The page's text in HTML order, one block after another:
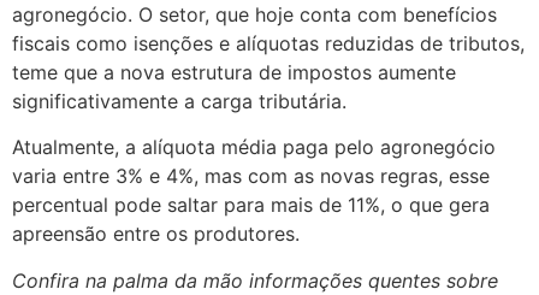
agronegócio. O setor, que hoje conta com benefícios
fiscais como isenções e alíquotas reduzidas de tributos,
teme que a nova estrutura de impostos aumente
significativamente a carga tributária.
Atualmente, a alíquota média paga pelo agronegócio
varia entre 3% e 4%, mas com as novas regras, esse
percentual pode saltar para mais de 11%, o que gera
apreensão entre os produtores.
Confira na palma da mão informações quentes sobre